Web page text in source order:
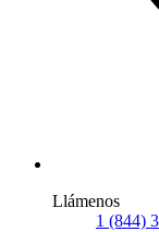
Llámenos
1 (844)